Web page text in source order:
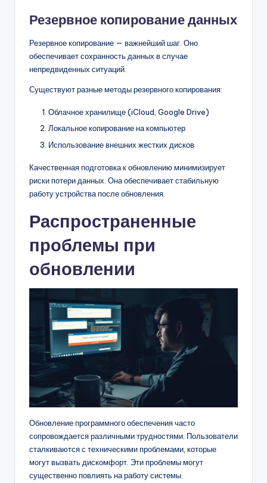
Резервное копирование данных
Резервное копирование — важнейший шаг. Оно
обеспечивает сохранность данных в случае
непредвиденных ситуаций.
Существуют разные методы резервного копирования:
Облачное хранилище (iCloud, Google Drive)
Локальное копирование на компьютер
Использование внешних жестких дисков
Качественная подготовка к обновлению минимизирует
риски потери данных. Она обеспечивает стабильную
работу устройства после обновления.
Распространенные
проблемы при
обновлении
Обновление программного обеспечения часто
сопровождается различными трудностями. Пользователи
сталкиваются с техническими проблемами, которые
могут вызвать дискомфорт. Эти проблемы могут
существенно повлиять на работу системы.